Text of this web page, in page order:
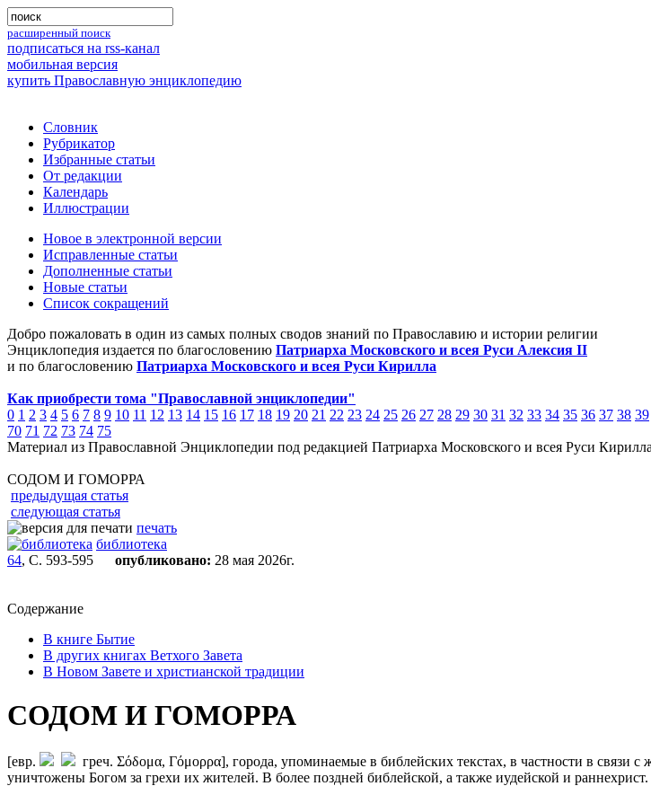
расширенный поиск
подписаться на rss-канал
мобильная версия
купить Православную энциклопедию
Словник
Рубрикатор
Избранные статьи
От редакции
Календарь
Иллюстрации
Новое в электронной версии
Исправленные статьи
Дополненные статьи
Новые статьи
Список сокращений
Добро пожаловать в один из самых полных сводов знаний по Православию и истории религии
Энциклопедия издается по благословению Патриарха Московского и всея Руси Алексия II
и по благословению Патриарха Московского и всея Руси Кирилла
Как приобрести тома "Православной энциклопедии"
0 1 2 3 4 5 6 7 8 9 10 11 12 13 14 15 16 17 18 19 20 21 22 23 24 25 26 27 28 29 30 31 32 33 34 35 36 37 38 39
70 71 72 73 74 75
Материал из Православной Энциклопедии под редакцией Патриарха Московского и всея Руси Кирилла
СОДОМ И ГОМОРРА
предыдущая статья
следующая статья
печать
библиотека
64, С. 593-595 опубликовано: 28 мая 2026г.
Содержание
В книге Бытие
В других книгах Ветхого Завета
В Новом Завете и христианской традиции
СОДОМ И ГОМОРРА
[евр. греч. Σόδομα, Γόμορρα], города, упоминаемые в библейских текстах, в частности в связи с
уничтожены Богом за грехи их жителей. В более поздней библейской, а также иудейской и